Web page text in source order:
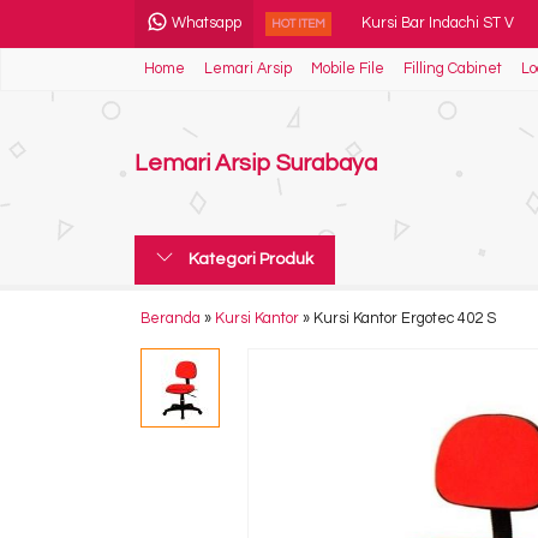
Whatsapp HOT ITEM Kursi Bar Indachi ST V
Kursi Bar Tiger T 6003
Ranjang Besi Orbitrend
Lemari Arsip Indachi DBC
Kursi Lipat Chitose
Spring Bed Comforta
Home Lemari Arsip Mobile File Filling Cabinet
Lemari Arsip Surabaya
Kategori Produk
Beranda » Kursi Kantor » Kursi Kantor Ergotec 402 S